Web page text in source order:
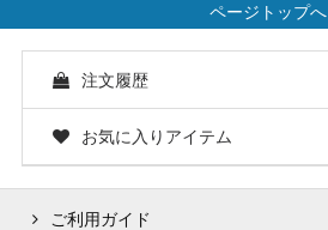
ページトップへ
注文履歴
お気に入りアイテム
ご利用ガイド